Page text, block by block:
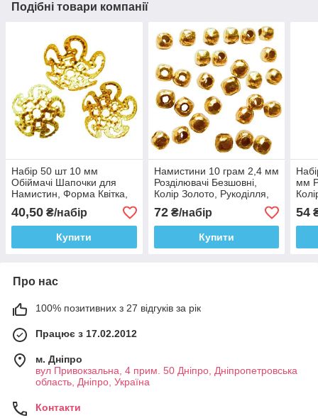
Подібні товари компанії
Набір 50 шт 10 мм
Обіймачі Шапочки для
Намистин, Форма Квітка,
Колір Золото, Рукоділля,
Фурнітура
40,50 ₴/набір
Купити
Намистини 10 грам 2,4 мм
Розділювачі Безшовні,
Колір Золото, Рукоділля,
72₴/набір
Купити
мм
54
Про нас
100% позитивних з 27 відгуків за рік
Працює з 17.02.2012
м. Дніпро
вул Привокзальна, 4 прим. 50 Дніпро, Дніпропетровська
область, Дніпро, Україна
Контакти